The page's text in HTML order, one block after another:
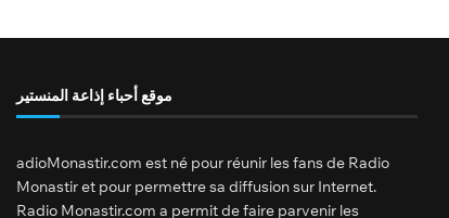
موقع أحباء إذاعة المنستير
adioMonastir.com est né pour réunir les fans de Radio
Monastir et pour permettre sa diffusion sur Internet.
Radio Monastir.com a permit de faire parvenir les